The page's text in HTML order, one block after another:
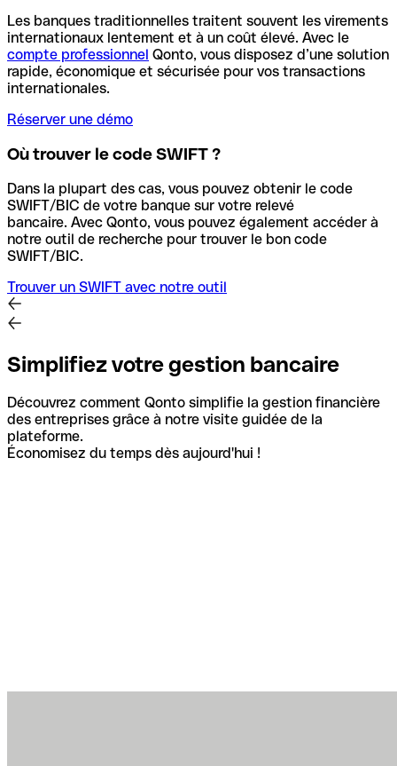
Les banques traditionnelles traitent souvent les virements
internationaux lentement et à un coût élevé. Avec le
compte professionnel Qonto, vous disposez d’une solution
rapide, économique et sécurisée pour vos transactions
internationales.
Réserver une démo
Où trouver le code SWIFT ?
Dans la plupart des cas, vous pouvez obtenir le code
SWIFT/BIC de votre banque sur votre relevé
bancaire. Avec Qonto, vous pouvez également accéder à
notre outil de recherche pour trouver le bon code
SWIFT/BIC.
Trouver un SWIFT avec notre outil
Simplifiez votre gestion bancaire
Découvrez comment Qonto simplifie la gestion financière
des entreprises grâce à notre visite guidée de la
plateforme.
Économisez du temps dès aujourd'hui !